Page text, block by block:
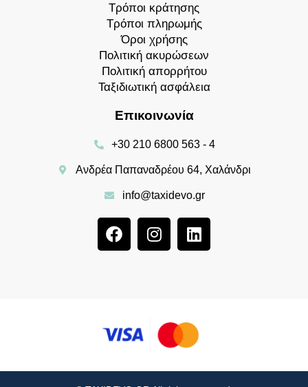
Τρόποι κράτησης
Τρόποι πληρωμής
Όροι χρήσης
Πολιτική ακυρώσεων
Πολιτική απορρήτου
Ταξιδιωτική ασφάλεια
Επικοινωνία
+30 210 6800 563 - 4
Ανδρέα Παπαναδρέου 64, Χαλάνδρι
info@taxidevo.gr